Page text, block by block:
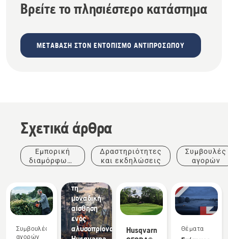
Βρείτε το πλησιέστερο κατάστημα
ΜΕΤΆΒΑΣΗ ΣΤΟΝ ΕΝΤΟΠΙΣΜΌ ΑΝΤΙΠΡΟΣΏΠΟΥ
Σχετικά άρθρα
Εμπορική
διαμόρφωση
Δραστηριότητες
και εκδηλώσεις
Συμβουλές
αγορών
Συμβουλές
αγορών
τη
μοναδική
αίσθηση
ενός
αλυσοπρίονου
Husqvarna
Θέματα